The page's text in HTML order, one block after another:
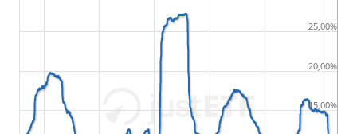
15,00%
20,00%
25,00%